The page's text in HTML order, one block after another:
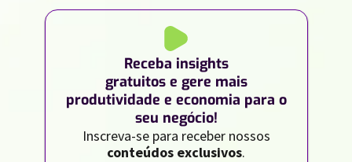
Receba insights
gratuitos e gere mais
produtividade e economia para o
seu negócio!
Inscreva-se para receber nossos
conteúdos exclusivos.